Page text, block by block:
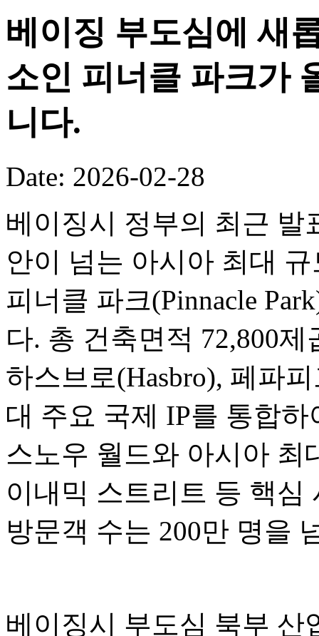
베이징 부도심에 새
소인 피너클 파크가
니다.
Date: 2026-02-28
베이징시 정부의 최근 발
안이 넘는 아시아 최대
피너클 파크(Pinnacle
다. 총 건축면적 72,800
하스브로(Hasbro), 페파
대 주요 국제 IP를 통합
스노우 월드와 아시아 최
이내믹 스트리트 등 핵심
방문객 수는 200만 명을
베이징시 부도심 북부 산